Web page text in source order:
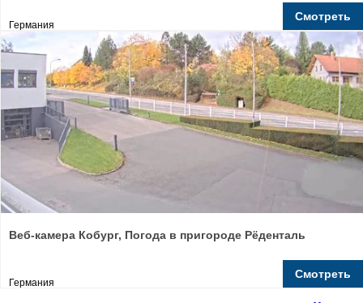
Германия
Смотреть
Веб-камера Кобург, Погода в пригороде Рёденталь
Германия
Смотреть